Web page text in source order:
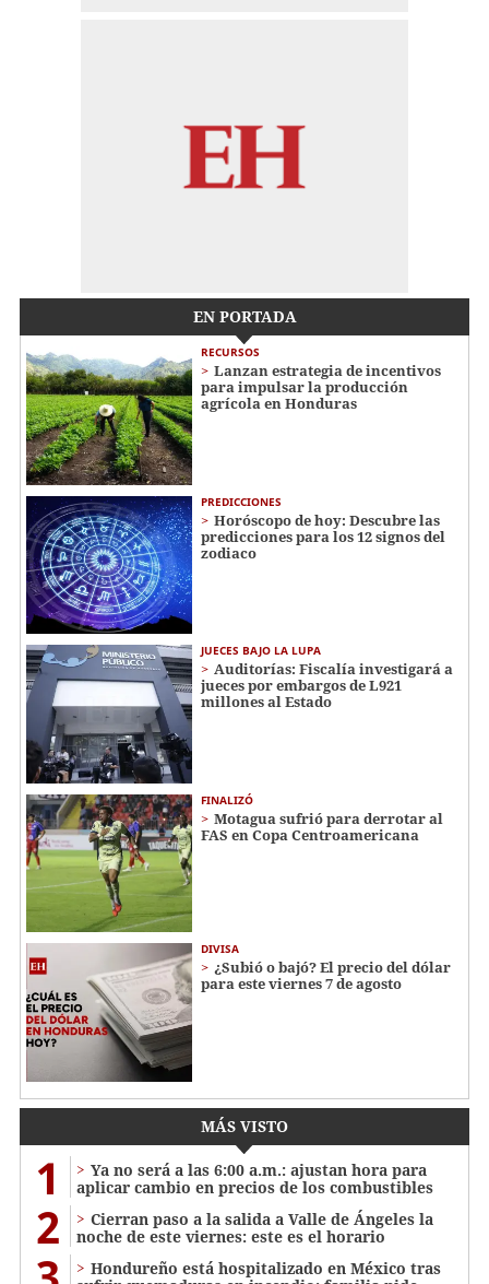
EN PORTADA
RECURSOS
Lanzan estrategia de incentivos
para impulsar la producción
agrícola en Honduras
PREDICCIONES
Horóscopo de hoy: Descubre las
predicciones para los 12 signos del
zodiaco
JUECES BAJO LA LUPA
Auditorías: Fiscalía investigará a
jueces por embargos de L921
millones al Estado
FINALIZÓ
Motagua sufrió para derrotar al
FAS en Copa Centroamericana
DIVISA
¿Subió o bajó? El precio del dólar
para este viernes 7 de agosto
MÁS VISTO
1
Ya no será a las 6:00 a.m.: ajustan hora para
aplicar cambio en precios de los combustibles
2
Cierran paso a la salida a Valle de Ángeles la
noche de este viernes: este es el horario
Hondureño está hospitalizado en México tras